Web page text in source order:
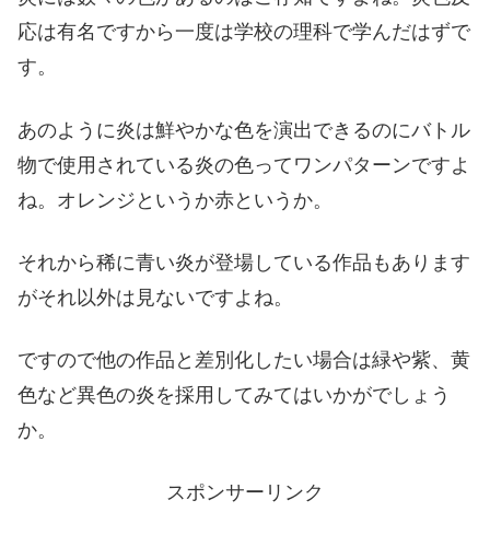
応は有名ですから一度は学校の理科で学んだはずで
す。
あのように炎は鮮やかな色を演出できるのにバトル
物で使用されている炎の色ってワンパターンですよ
ね。オレンジというか赤というか。
それから稀に青い炎が登場している作品もあります
がそれ以外は見ないですよね。
ですので他の作品と差別化したい場合は緑や紫、黄
色など異色の炎を採用してみてはいかがでしょう
か。
スポンサーリンク